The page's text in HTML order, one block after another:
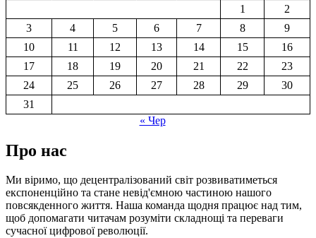
1
2
3
4 5 6 7 8
9
10
11 12 13 14 15
16
17
18 19 20 21 22
23
24
25 26 27 28 29
30
31
« Чер
Про нас
Ми віримо, що децентралізований світ розвиватиметься
експоненційно та стане невід'ємною частиною нашого
повсякденного життя. Наша команда щодня працює над тим,
щоб допомагати читачам розуміти складнощі та переваги
сучасної цифрової революції.